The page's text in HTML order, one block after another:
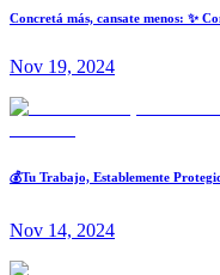
Concretá más, cansate menos: ✨
Nov 19, 2024
💰Tu Trabajo, Establemente
Nov 14, 2024